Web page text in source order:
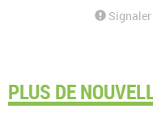
Signaler
PLUS DE